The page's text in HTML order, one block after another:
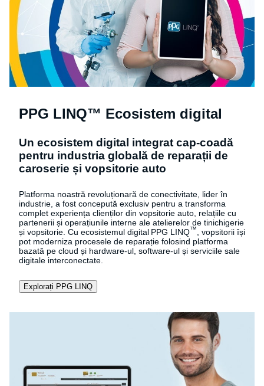
PPG LINQ™ Ecosistem digital
Un ecosistem digital integrat cap‑coadă
pentru industria globală de reparații de
caroserie și vopsitorie auto
Platforma noastră revoluționară de conectivitate, lider în
industrie, a fost concepută exclusiv pentru a transforma
complet experiența clienților din vopsitorie auto, relațiile cu
partenerii și operațiunile interne ale atelierelor de tinichigerie
și vopsitorie. Cu ecosistemul digital PPG LINQ™
, vopsitorii își
pot moderniza procesele de reparație folosind platforma
bazată pe cloud și hardware-ul, software-ul și serviciile sale
digitale interconectate.
Explorați PPG LINQ